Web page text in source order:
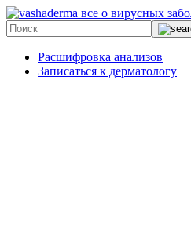
все о вирусных
Расшифровка анализов
Записаться к дерматологу